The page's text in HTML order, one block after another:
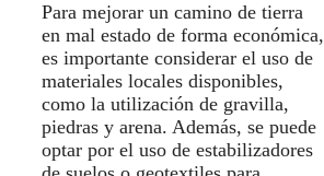
Para mejorar un camino de tierra
en mal estado de forma económica,
es importante considerar el uso de
materiales locales disponibles,
como la utilización de gravilla,
piedras y arena. Además, se puede
optar por el uso de estabilizadores